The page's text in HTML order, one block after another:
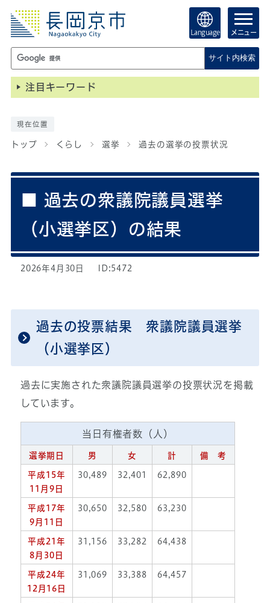
Language メニュー
サイト内検索
注目キーワード
現在位置
トップ くらし 選挙 過去の選挙の投票状況
■ 過去の衆議院議員選挙
（小選挙区）の結果
2026年4月30日 ID:5472
過去の投票結果 衆議院議員選挙
（小選挙区）
過去に実施された衆議院議員選挙の投票状況を掲載
しています。
当日有権者数（人）
選挙期日 男 女 計 備 考
平成15年
11月9日
30,489 32,401 62,890
平成17年
9月11日
30,650 32,580 63,230
平成21年
8月30日
31,156 33,282 64,438
平成24年
12月16日
31,069 33,388 64,457